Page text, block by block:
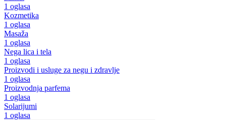
1 oglasa
Kozmetika
1 oglasa
Masaža
1 oglasa
Nega lica i tela
1 oglasa
Proizvodi i usluge za negu i zdravlje
1 oglasa
Proizvodnja parfema
1 oglasa
Solarijumi
1 oglasa